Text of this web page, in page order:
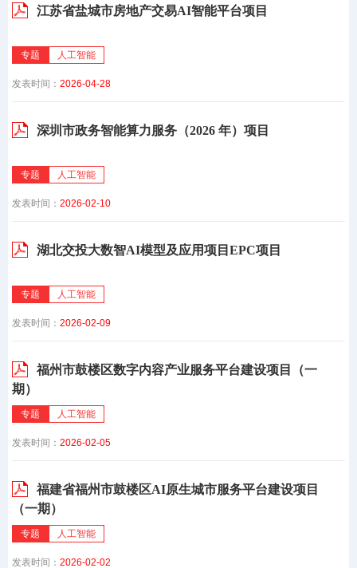
江苏省盐城市房地产交易AI智能平台项目
专题 人工智能
发表时间： 2026-04-28
深圳市政务智能算力服务（2026 年）项目
专题 人工智能
发表时间： 2026-02-10
湖北交投大数智AI模型及应用项目EPC项目
专题 人工智能
发表时间： 2026-02-09
福州市鼓楼区数字内容产业服务平台建设项目（一
期）
专题 人工智能
发表时间： 2026-02-05
福建省福州市鼓楼区AI原生城市服务平台建设项目
（一期）
专题 人工智能
发表时间： 2026-02-02